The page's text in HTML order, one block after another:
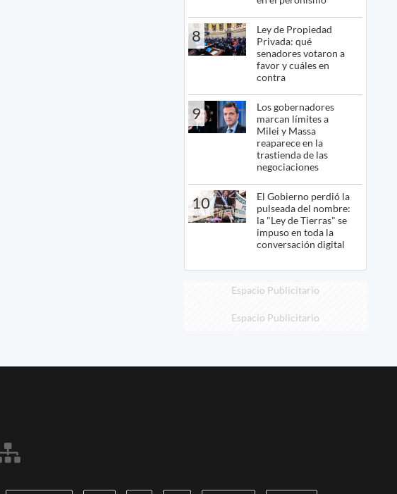
8
Ley de Propiedad
Privada: qué
senadores votaron a
favor y cuáles en
contra
9
Los gobernadores
marcan límites a
Milei y Massa
reaparece en la
trastienda de las
negociaciones
10
El Gobierno perdió la
pulseada del nombre:
la "Ley de Tierras" se
impuso en toda la
conversación digital
Espacio Publicitario
Espacio Publicitario